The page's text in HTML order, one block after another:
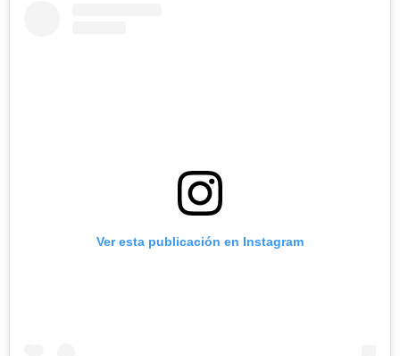
Ver esta publicación en Instagram